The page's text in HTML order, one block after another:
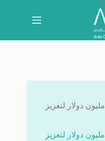
جوجل تعلن عن مبادرات بقيمة 37 مليون دولار لتعزيز
جوجل تعلن عن مبادرات بقيمة 37 مليون دولار لتعزيز